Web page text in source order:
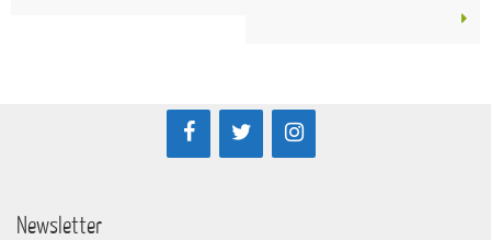
Newsletter